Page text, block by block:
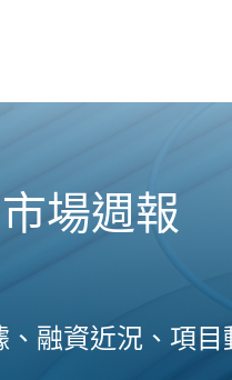
場週報
融資近況、項